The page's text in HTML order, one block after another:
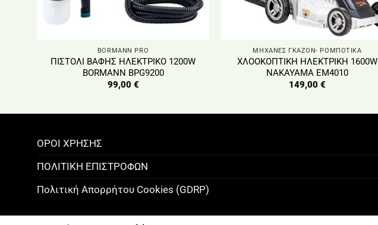
BORMANN PRO
ΠΙΣΤΟΛΙ ΒΑΦΗΣ ΗΛΕΚΤΡΙΚΟ 1200W
BORMANN BPG9200
99,00 €
ΜΗΧΑΝΕΣ ΓΚΑΖΟΝ- ΡΟΜΠΟΤΙΚΑ
ΧΛΟΟΚΟΠΤΙΚΗ ΗΛΕΚΤΡΙΚΗ 1600W
NAKAYAMA EM4010
149,00 €
ΟΡΟΙ ΧΡΗΣΗΣ
ΠΟΛΙΤΙΚΗ ΕΠΙΣΤΡΟΦΩΝ
Πολιτική Απορρήτου Cookies (GDRP)